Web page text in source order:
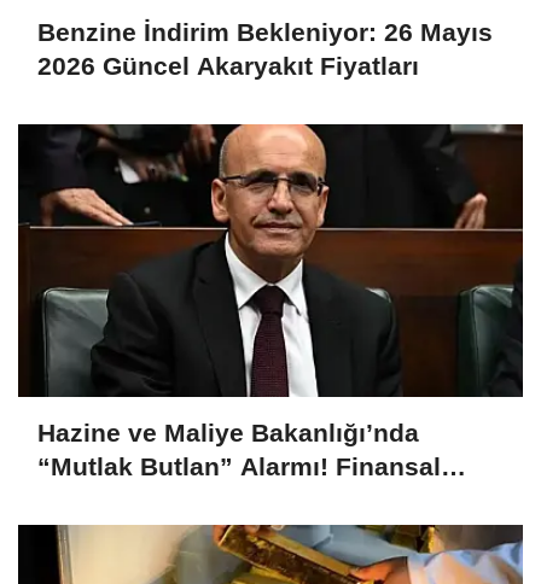
Benzine İndirim Bekleniyor: 26 Mayıs
2026 Güncel Akaryakıt Fiyatları
Hazine ve Maliye Bakanlığı’nda
“Mutlak Butlan” Alarmı! Finansal